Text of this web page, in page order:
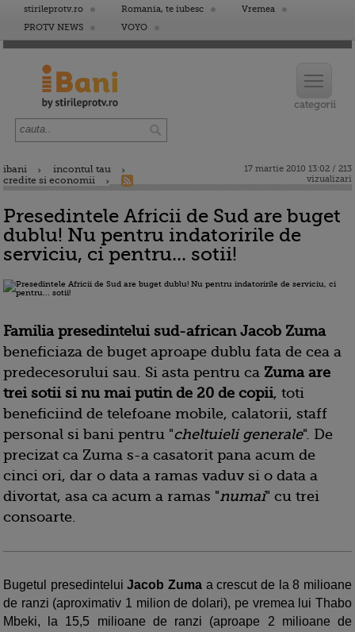
stirileprotv.ro Romania, te iubesc
Vremea
PROTV NEWS
VOYO
ibani
incontul tau
credite si economii
17 martie 2010 13:02 / 213
vizualizari
Presedintele Africii de Sud are buget
dublu! Nu pentru indatoririle de
serviciu, ci pentru... sotii!
Familia presedintelui sud-african Jacob Zuma
beneficiaza de buget aproape dublu fata de cea a
predecesorului sau. Si asta pentru ca Zuma are
trei sotii si nu mai putin de 20 de copii, toti
beneficiind de telefoane mobile, calatorii, staff
personal si bani pentru "cheltuieli generale". De
precizat ca Zuma s-a casatorit pana acum de
cinci ori, dar o data a ramas vaduv si o data a
divortat, asa ca acum a ramas "numai" cu trei
consoarte.
Bugetul presedinteluiJacob Zuma a crescut de la 8 milioane
de ranzi (aproximativ 1 milion de dolari), pe vremea lui Thabo
Mbeki, la 15,5 milioane de ranzi (aproape 2 milioane de